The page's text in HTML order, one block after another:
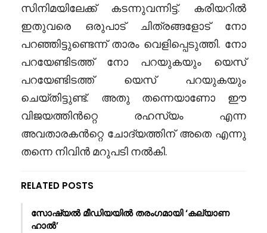
സിനിമയിലേക്ക് കടന്നുവന്നിട്ട്. കരിയറിൽ
ഇതുവരെ ഒരുപാട് ചിത്രങ്ങളോട് നോ
പറഞ്ഞിട്ടുണ്ടെന്ന് താരം വെളിപ്പെടുത്തി. നോ
പറയേണ്ടിടത്ത് നോ പറയുകയും യെസ്
പറയേണ്ടിടത്ത് യെസ് പറയുകയും
ചെയ്തിട്ടുണ്ട്. അതു തന്നെയാണോ ഈ
വിജയത്തിൻറ്റെ രഹസ്യം എന്ന
അവതാരകൻറ്റെ ചോദ്യത്തിന് അതെ എന്നു
തന്നെ നിവിൻ മറുപടി നൽകി.
RELATED POSTS
സോഷ്യൽ മീഡിയയിൽ തരംഗമായി ‘കല്യാണ
ഹാൽ’